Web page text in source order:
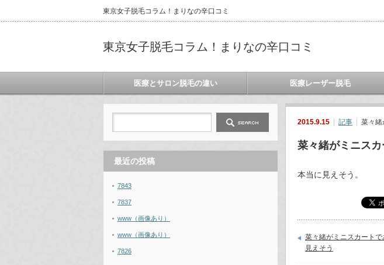
東京女子脱毛コラム！まりなの辛口コミ
東京女子脱毛コラム！まりなの辛口コミ
医療とサロン脱毛の違い 医療レーザー脱毛
2015.9.15 記事 菜々緒
菜々緒がミニス
本当に見えそう。
菜々緒がミニスカート
見えそう
最近の投稿
7843
7837
www（画像あり）
www（画像あり）
7826